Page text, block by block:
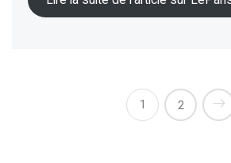
1 2